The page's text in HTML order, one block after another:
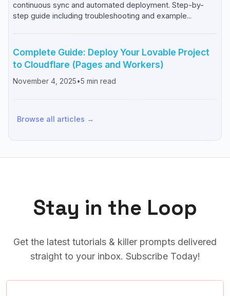
continuous sync and automated deployment. Step-by-
step guide including troubleshooting and example...
Complete Guide: Deploy Your Lovable Project
to Cloudflare (Pages and Workers)
November 4, 2025•5 min read
Browse all articles →
Stay in the Loop
Get the latest tutorials & killer prompts delivered
straight to your inbox. Subscribe Today!